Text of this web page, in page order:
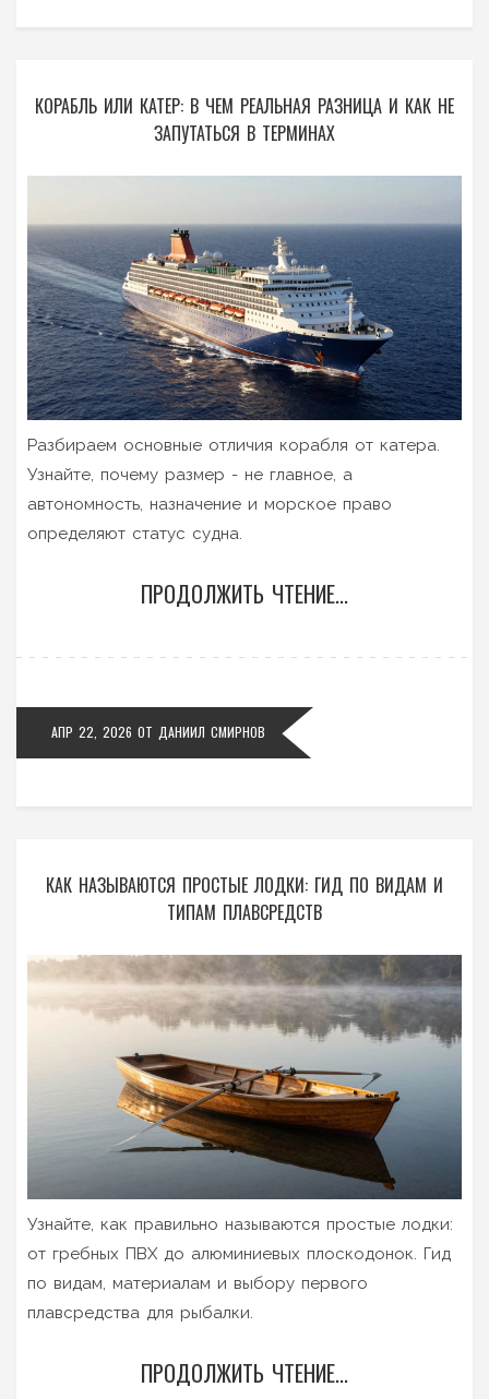
КОРАБЛЬ ИЛИ КАТЕР: В ЧЕМ РЕАЛЬНАЯ РАЗНИЦА И КАК НЕ
ЗАПУТАТЬСЯ В ТЕРМИНАХ
Разбираем основные отличия корабля от катера.
Узнайте, почему размер - не главное, а
автономность, назначение и морское право
определяют статус судна.
ПРОДОЛЖИТЬ ЧТЕНИЕ...
АПР 22, 2026 ОТ ДАНИИЛ СМИРНОВ
КАК НАЗЫВАЮТСЯ ПРОСТЫЕ ЛОДКИ: ГИД ПО ВИДАМ И
ТИПАМ ПЛАВСРЕДСТВ
Узнайте, как правильно называются простые лодки:
от гребных ПВХ до алюминиевых плоскодонок. Гид
по видам, материалам и выбору первого
плавсредства для рыбалки.
ПРОДОЛЖИТЬ ЧТЕНИЕ...